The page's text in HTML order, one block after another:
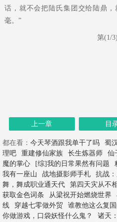
话，就不会把陆氏集团交给陆鼎
毫。”
第(1/
上一章 目
都在看： 今天琴酒跟我单干了吗 蜀汉
理吧
重建修仙家族 长生炼器师 仙
魔的掌心
[综]我的日常果然有问题
我有一座山
战地摄影师手札 抗战
舞，舞成职业通天代
第四天灾从不
获取金色词条
从梁祝开始燃烧世界
线
穿越七零做外贸 谁教他这么复
你做游戏，口袋妖怪什么鬼？
诸天